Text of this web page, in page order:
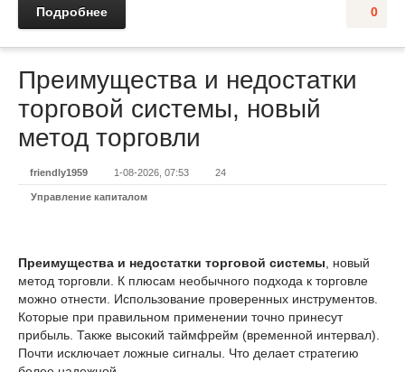
0
Подробнее
Преимущества и недостатки
торговой системы, новый
метод торговли
friendly1959 1-08-2026, 07:53 24
Управление капиталом
Преимущества и недостатки торговой системы , новый
метод торговли. К плюсам необычного подхода к торговле
можно отнести. Использование проверенных инструментов.
Которые при правильном применении точно принесут
прибыль. Также высокий таймфрейм (временной интервал).
Почти исключает ложные сигналы. Что делает стратегию